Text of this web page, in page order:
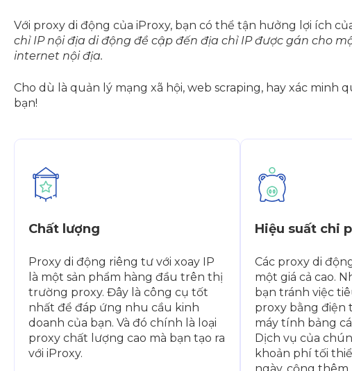
Với proxy di động của iProxy, bạn có thể tận hưởng lợi ích
chỉ IP nội địa di động đề cập đến địa chỉ IP được gán cho
internet nội địa.
Cho dù là quản lý mạng xã hội, web scraping, hay xác
bạn!
Chất lượng
Proxy di động riêng tư với xoay IP
là một sản phẩm hàng đầu trên thị
trường proxy. Đây là công cụ tốt
nhất để đáp ứng nhu cầu kinh
doanh của bạn. Và đó chính là loại
proxy chất lượng cao mà bạn tạo ra
với iProxy.
Hiệu suất chi
Các proxy di
một giá cả cao.
bạn tránh việc
proxy bằng điện
máy tính bảng
Dịch vụ của
khoản phí tối